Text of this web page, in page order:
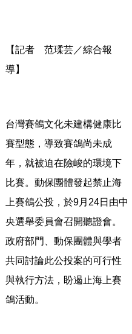
【記者 范瑈芸／綜合報
導】
台灣賽鴿文化未建構健康比
賽型態，導致賽鴿尚未成
年， 就被迫在險峻的環境下
比賽。動保團體發起禁止海
上賽鴿公投，於9月24日由中
央選舉委員會召開聽證會。
政府部門、 動保團體與學者
共同討論此公投案的可行性
與執行方法， 盼遏止海上賽
鴿活動。